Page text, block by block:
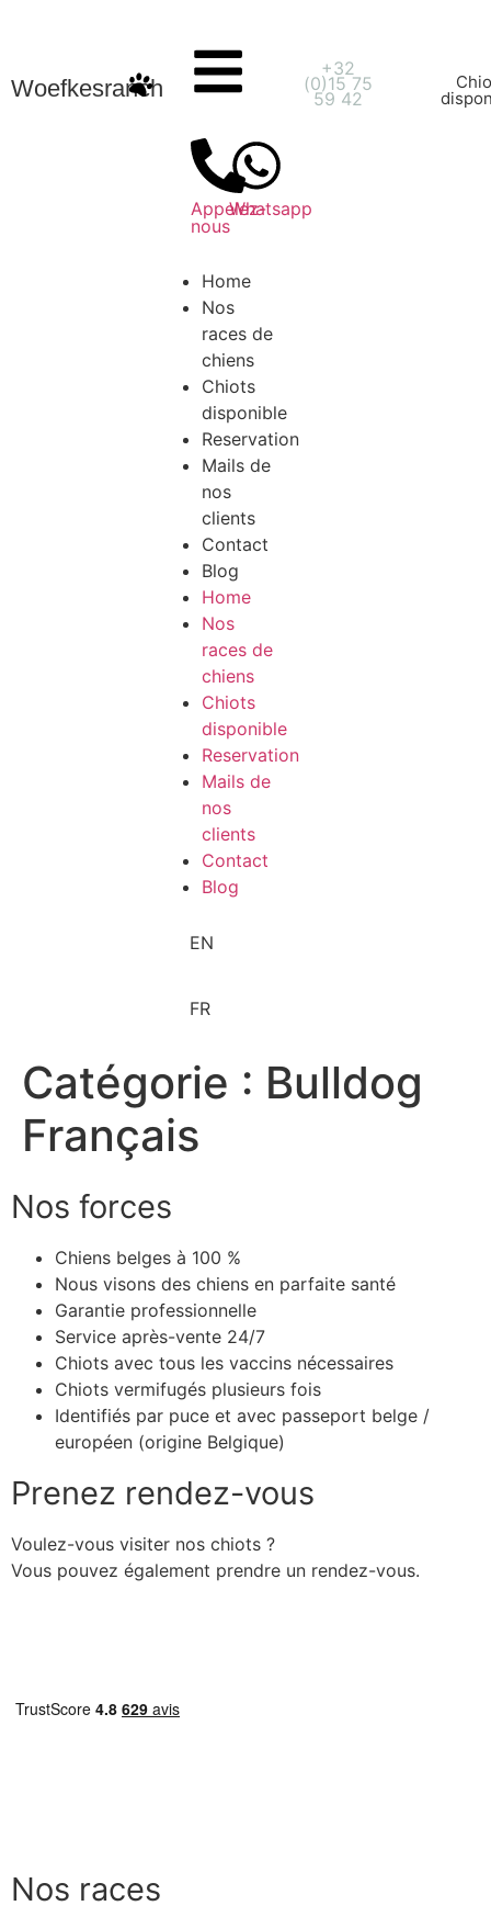
Woefkesranch
Appelez-
nous
Whatsapp
Home
Nos
races de
chiens
Chiots
disponible
Reservation
Mails de
nos
clients
Contact
Blog
Home
Nos
races de
chiens
Chiots
disponible
Reservation
Mails de
nos
clients
Contact
Blog
EN
FR
+32
(0)15 75
59 42
Catégorie : Bulldog
Français
Nos forces
Chiens belges à 100 %
Nous visons des chiens en parfaite santé
Garantie professionnelle
Service après-vente 24/7
Chiots avec tous les vaccins nécessaires
Chiots vermifugés plusieurs fois
Identifiés par puce et avec passeport belge /
européen (origine Belgique)
Prenez rendez-vous
Voulez-vous visiter nos chiots ?
Vous pouvez également prendre un rendez-vous.
Nos races